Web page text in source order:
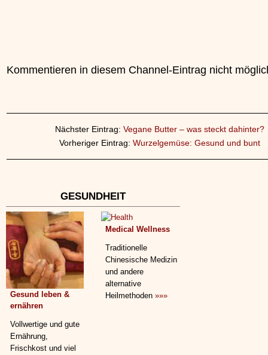
Kommentieren in diesem Channel-Eintrag nicht
Nächster Eintrag: Vegane Butter – was steckt dahinter?
Vorheriger Eintrag: Wurzelgemüse: Gesund und bunt
GESUNDHEIT
Gesund leben &
ernähren
Vollwertige und gute
Ernährung,
Frischkost und viel
Medical Wellness
Traditionelle
Chinesische Medizin
und andere
alternative
Heilmethoden »»»